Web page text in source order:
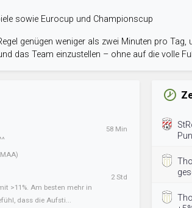
sowie Eurocup und Championscup
genügen weniger als zwei Minuten pro
das Team einzustellen – ohne auf die volle
58 Min
>11%. Am besten mehr in
dass die Aufsti...
2 Std